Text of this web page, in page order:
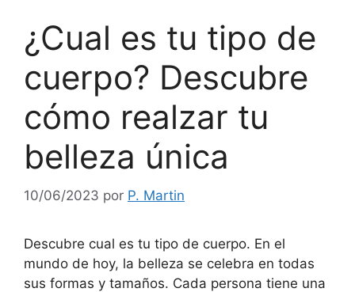
¿Cual es tu tipo de
cuerpo? Descubre
cómo realzar tu
belleza única
10/06/2023 por P. Martin
Descubre cual es tu tipo de cuerpo. En el
mundo de hoy, la belleza se celebra en todas
sus formas y tamaños. Cada persona tiene una